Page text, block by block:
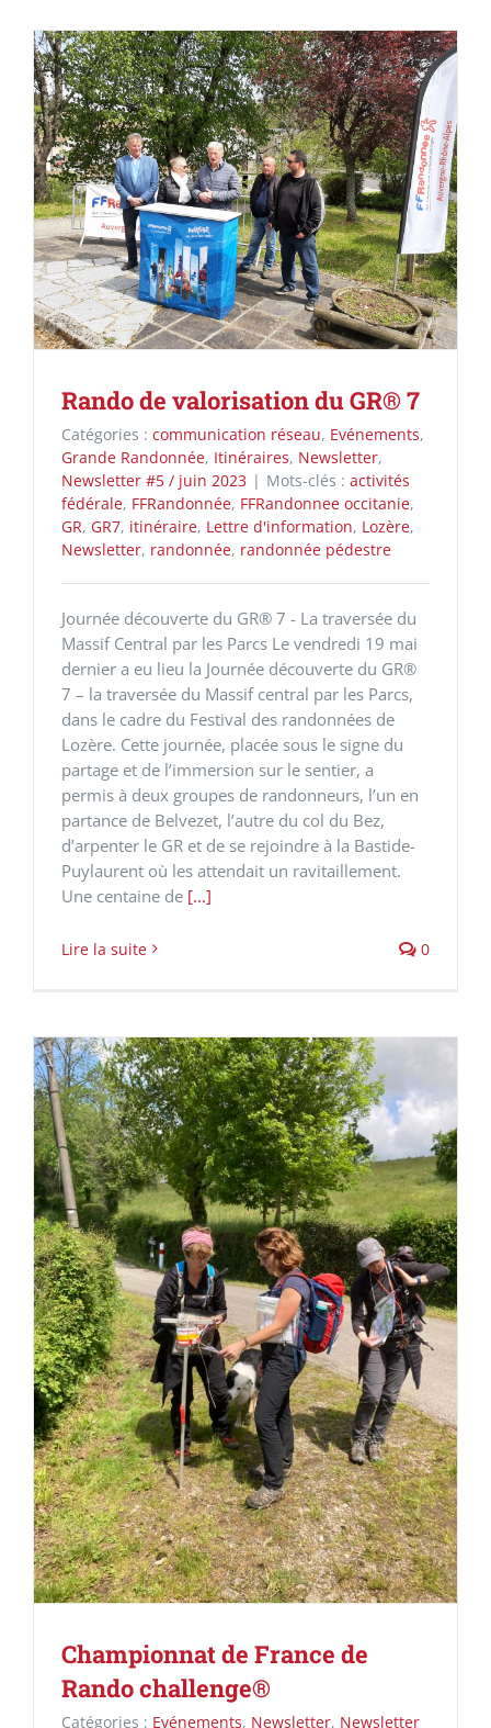
Rando de valorisation du GR® 7
Catégories : communication réseau, Evénements,
Grande Randonnée, Itinéraires, Newsletter,
Newsletter #5 / juin 2023 | Mots-clés : activités
fédérale, FFRandonnée, FFRandonnee occitanie,
GR, GR7, itinéraire, Lettre d'information, Lozère,
Newsletter, randonnée, randonnée pédestre
Journée découverte du GR® 7 - La traversée du
Massif Central par les Parcs Le vendredi 19 mai
dernier a eu lieu la Journée découverte du GR®
7 – la traversée du Massif central par les Parcs,
dans le cadre du Festival des randonnées de
Lozère. Cette journée, placée sous le signe du
partage et de l’immersion sur le sentier, a
permis à deux groupes de randonneurs, l’un en
partance de Belvezet, l’autre du col du Bez,
d’arpenter le GR et de se rejoindre à la Bastide-
Puylaurent où les attendait un ravitaillement.
Une centaine de [...]
Lire la suite 0
Championnat de France de
Rando challenge®
Catégories : Evénements, Newsletter, Newsletter